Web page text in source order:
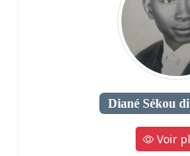
Diané Sékou
Voir